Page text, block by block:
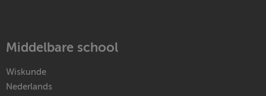
Middelbare school
Wiskunde
Nederlands